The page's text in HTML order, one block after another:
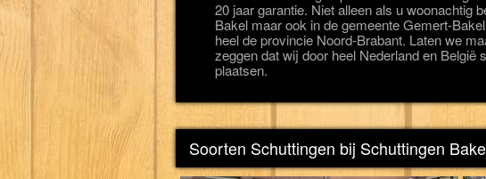
20 jaar garantie. Niet alleen als u woonachtig
Bakel maar ook in de gemeente Gemert-
heel de provincie Noord-Brabant. Laten we
zeggen dat wij door heel Nederland en België
plaatsen.
Soorten Schuttingen bij Schuttingen